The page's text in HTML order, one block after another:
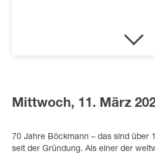
Mittwoch, 11. März
70 Jahre Böckmann – das sind über
seit der Gründung. Als einer der